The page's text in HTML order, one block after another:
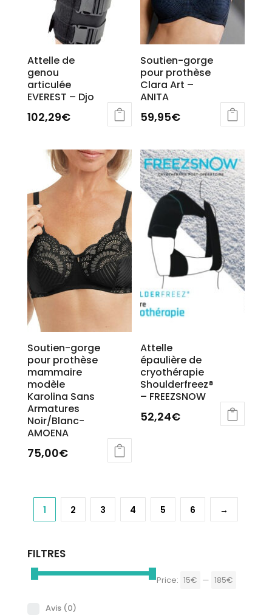
produit
page
du
produit
Attelle de
genou
articulée
EVEREST – Djo
102,29€
plusieurs
variations.
Les
options
peuvent
être
choisies
la
page
du
produit
Soutien-gorge
pour prothèse
Clara Art –
ANITA
59,95€
a
plusieurs
variations.
Les
options
peuvent
être
choisies
page
du
produit
Soutien-gorge
pour prothèse
mammaire
modèle
Karolina Sans
Armatures
Noir/Blanc-
AMOENA
75,00€
Attelle
épaulière de
cryothérapie
Shoulderfreez®
– FREEZSNOW
52,24€
1 2 3 4 5 6 →
FILTRES
Price: 15€ — 185€
Avis (0)